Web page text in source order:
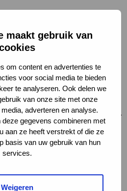
maakt gebruik van
om content en advertenties te
voor social media te bieden
te analyseren. Ook delen we
van onze site met onze
adverteren en analyse.
gegevens combineren met
aan ze heeft verstrekt of die ze
basis van uw gebruik van hun
services.
Weigeren
het bouwen (en
vroeger en nu, door te
Middeleeuwen gebouwd werd
gerestaureerd.
de oorspronkelijke functie van
toren nu voor de stad betekent.
Middeleeuwse samenleving
van die tijd op waarde te
het bezoeken van een
speelt.